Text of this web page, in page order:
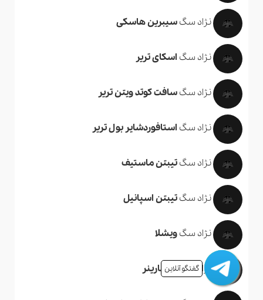
نژاد سگسیبرین هاسکی
نژاد سگ اسکای تریر
نژاد سگسافت کوتد ویتن تریر
نژاد سگ استافوردشایر بول تریر
نژاد سگتیبتن ماستیف
نژاد سگتیبتن اسپانیل
نژاد سگویشلا
نژاد سگوایمارینرگفتگو آنلاین